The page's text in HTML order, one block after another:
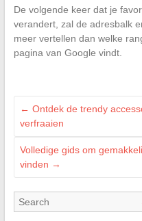
De volgende keer dat je
verandert, zal de adresbalk
meer vertellen dan welke
pagina van Google vindt.
← Ontdek de trendy
verfraaien
Volledige gids om
vinden →